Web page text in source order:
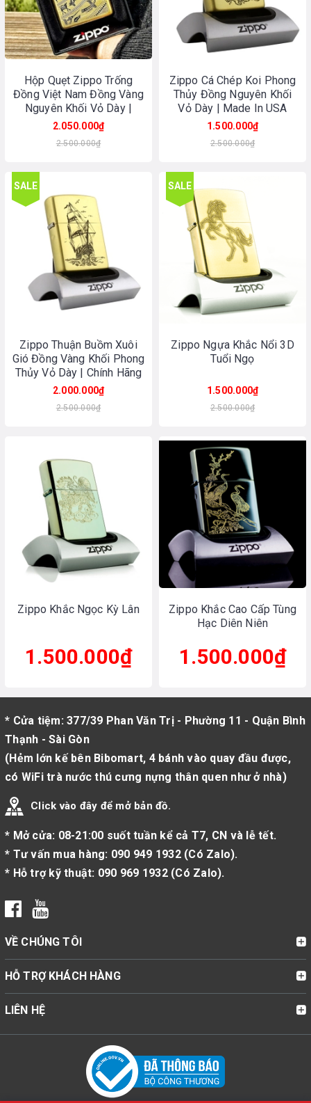
Hộp Quẹt Zippo Trống
Đồng Việt Nam Đồng Vàng
Nguyên Khối Vỏ Dày |
Made In USA
2.050.000₫
2.500.000₫
Zippo Cá Chép Koi Phong
Thủy Đồng Nguyên Khối
Vỏ Dày | Made In USA
1.500.000₫
2.500.000₫
SALE
Zippo Thuận Buồm Xuôi
Gió Đồng Vàng Khối Phong
Thủy Vỏ Dày | Chính Hãng
Made In USA
2.000.000₫
2.500.000₫
SALE
Zippo Ngựa Khắc Nổi 3D
Tuổi Ngọ
1.500.000₫
2.500.000₫
Zippo Khắc Ngọc Kỳ Lân
1.500.000₫
Zippo Khắc Cao Cấp Tùng
Hạc Diên Niên
1.500.000₫
* Cửa tiệm: 377/39 Phan Văn Trị - Phường 11 - Quận Bình
Thạnh - Sài Gòn
(Hẻm lớn kế bên Bibomart, 4 bánh vào quay đầu được,
có WiFi trà nước thú cưng nựng thân quen như ở nhà)
Click vào đây để mở bản đồ.
* Mở cửa: 08-21:00 suốt tuần kể cả T7, CN và lễ tết.
* Tư vấn mua hàng: 090 949 1932(Có Zalo).
* Hỗ trợ kỹ thuật: 090 969 1932(Có Zalo).
VỀ CHÚNG TÔI
HỖ TRỢ KHÁCH HÀNG
LIÊN HỆ